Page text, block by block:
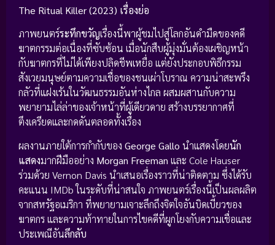
The Ritual Killer (2023) เรื่องย่อ
ภาพยนตร์ระทึกขวัญเรื่องนี้พาผู้ชมไปสู่โลกอันดำมืดของคดี
ฆาตกรรมต่อเนื่องที่ซับซ้อน เมื่อนักสืบผู้มุ่งมั่นต้องเผชิญหน้า
กับฆาตกรที่ไม่ได้เพียงปลิดชีพเหยื่อ แต่ยังประกอบพิธีกรรม
สังเวยมนุษย์ตามความเชื่อของชนเผ่าโบราณ ความน่าสะพรึง
กลัวที่แฝงเร้นในวัฒนธรรมอันห่างไกล ผสมผสานกับความ
พยายามไล่ล่าของเจ้าหน้าที่ผู้เดียวดาย สร้างบรรยากาศที่
ตึงเครียดและกดดันตลอดทั้งเรื่อง
ผลงานภายใต้การกำกับของ George Gallo นำแสดงโดยนัก
แสดงมากฝีมืออย่าง Morgan Freeman และ Cole Hauser
ร่วมด้วย Vernon Davis นำเสนอเรื่องราวที่น่าติดตาม ซึ่งได้รับ
คะแนน IMDb ในระดับที่น่าสนใจ ภาพยนตร์เรื่องนี้เป็นผลผลิต
จากสหรัฐอเมริกา ที่พยายามเจาะลึกถึงจิตใจอันบิดเบี้ยวของ
ฆาตกร และความท้าทายในการไขคดีที่ผูกโยงกับความเชื่อและ
ประเพณีอันลึกลับ